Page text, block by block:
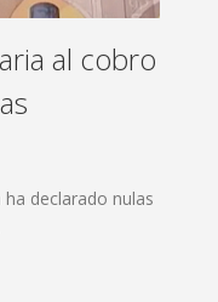
al cobro
declarado nulas